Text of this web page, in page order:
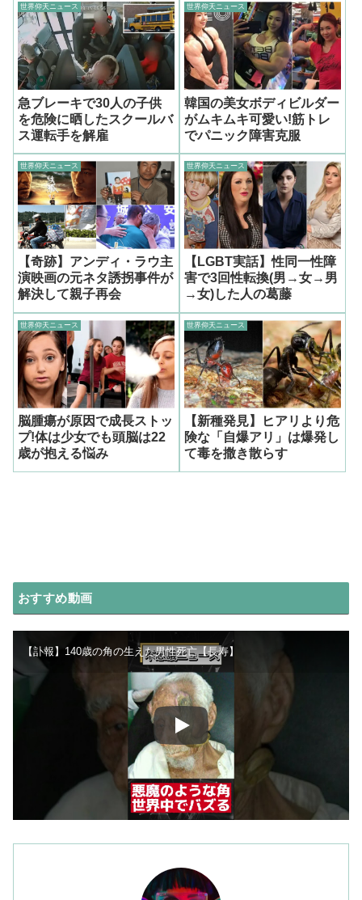
世界仰天ニュース
急ブレーキで30人の子供
を危険に晒したスクールバ
ス運転手を解雇
世界仰天ニュース
韓国の美女ボディビルダー
がムキムキ可愛い!筋トレ
でパニック障害克服
世界仰天ニュース
【奇跡】アンディ・ラウ主
演映画の元ネタ誘拐事件が
解決して親子再会
世界仰天ニュース
【LGBT実話】性同一性障
害で3回性転換(男→女→男
→女)した人の葛藤
世界仰天ニュース
脳腫瘍が原因で成長ストッ
プ!体は少女でも頭脳は22
歳が抱える悩み
世界仰天ニュース
【新種発見】ヒアリより危
険な「自爆アリ」は爆発し
て毒を撒き散らす
おすすめ動画
【訃報】140歳の角の生えた男性死亡【長寿】